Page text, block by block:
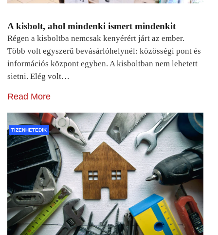
A kisbolt, ahol mindenki ismert mindenkit
Régen a kisboltba nemcsak kenyérért járt az ember.
Több volt egyszerű bevásárlóhelynél: közösségi pont és
információs központ egyben. A kisboltban nem lehetett
sietni. Elég volt…
Read More
TIZENHETEDIK